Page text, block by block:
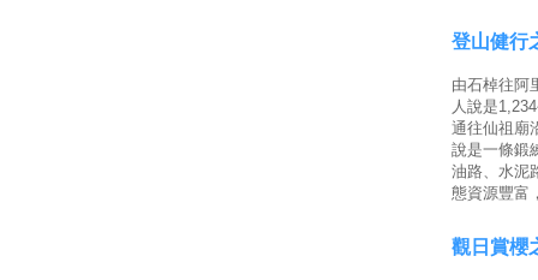
登山健行
由石棹往阿
人說是
通往仙祖廟
說是一條鍛
油路、水泥
態資源豐富
觀日賞櫻